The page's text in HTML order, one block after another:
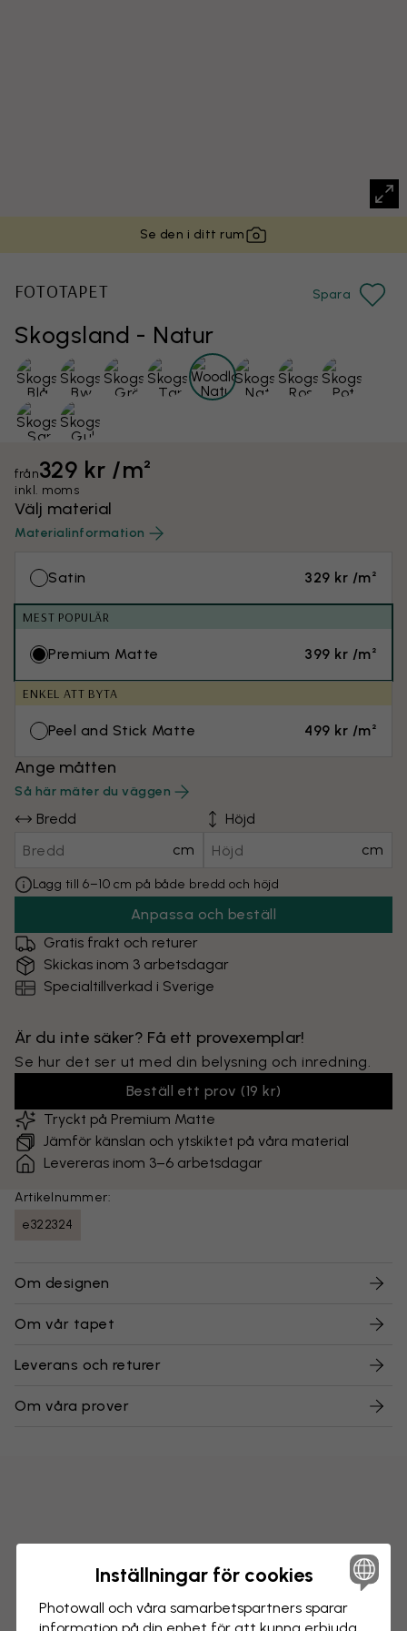
Se den i ditt rum
Skogsland - Natur
FOTOTAPET Spara
från329 kr /m²
inkl. moms
Välj material
Materialinformation
Satin 329 kr /m²
MEST POPULÄR
Premium Matte 399 kr /m²
ENKEL ATT BYTA
Peel and Stick Matte 499 kr /m²
Ange måtten
Så här mäter du väggen
Bredd
cm
Höjd
cm
Lägg till 6–10 cm på både bredd och höjd
Anpassa och beställ
Gratis frakt och returer
Skickas inom 3 arbetsdagar
Specialtillverkad i Sverige
Är du inte säker? Få ett provexemplar!
Se hur det ser ut med din belysning och inredning.
Beställ ett prov (19 kr)
Tryckt på Premium Matte
Jämför känslan och ytskiktet på våra material
Levereras inom 3–6 arbetsdagar
Artikelnummer:
e322324
Om designen
Om vår tapet
Leverans och returer
Om våra prover
Inställningar för cookies
Photowall och våra samarbets­partners sparar